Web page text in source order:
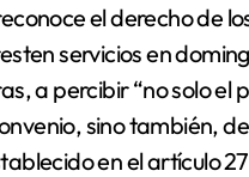
el derecho de
servicios en
a percibir “no solo
sino también,
en el artículo